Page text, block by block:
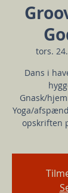
tors.
Dans i
Gnask/
Yoga/
opskriften